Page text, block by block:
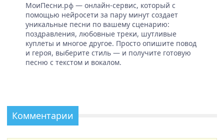
МоиПесни.рф — онлайн-сервис, который с
помощью нейросети за пару минут создает
уникальные песни по вашему сценарию:
поздравления, любовные треки, шутливые
куплеты и многое другое. Просто опишите повод
и героя, выберите стиль — и получите готовую
песню с текстом и вокалом.
Комментарии